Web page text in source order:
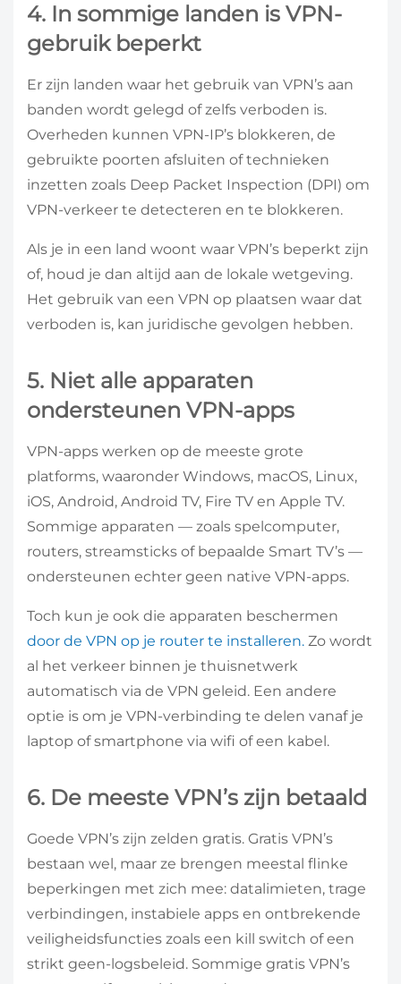
4. In sommige landen is VPN-
gebruik beperkt
Er zijn landen waar het gebruik van VPN’s aan
banden wordt gelegd of zelfs verboden is.
Overheden kunnen VPN-IP’s blokkeren, de
gebruikte poorten afsluiten of technieken
inzetten zoals Deep Packet Inspection (DPI) om
VPN-verkeer te detecteren en te blokkeren.
Als je in een land woont waar VPN’s beperkt zijn
of, houd je dan altijd aan de lokale wetgeving.
Het gebruik van een VPN op plaatsen waar dat
verboden is, kan juridische gevolgen hebben.
5. Niet alle apparaten
ondersteunen VPN-apps
VPN-apps werken op de meeste grote
platforms, waaronder Windows, macOS, Linux,
iOS, Android, Android TV, Fire TV en Apple TV.
Sommige apparaten — zoals spelcomputer,
routers, streamsticks of bepaalde Smart TV’s —
ondersteunen echter geen native VPN-apps.
Toch kun je ook die apparaten beschermen
door de VPN op je router te installeren. Zo wordt
al het verkeer binnen je thuisnetwerk
automatisch via de VPN geleid. Een andere
optie is om je VPN-verbinding te delen vanaf je
laptop of smartphone via wifi of een kabel.
6. De meeste VPN’s zijn betaald
Goede VPN’s zijn zelden gratis. Gratis VPN’s
bestaan wel, maar ze brengen meestal flinke
beperkingen met zich mee: datalimieten, trage
verbindingen, instabiele apps en ontbrekende
veiligheidsfuncties zoals een kill switch of een
strikt geen-logsbeleid. Sommige gratis VPN’s